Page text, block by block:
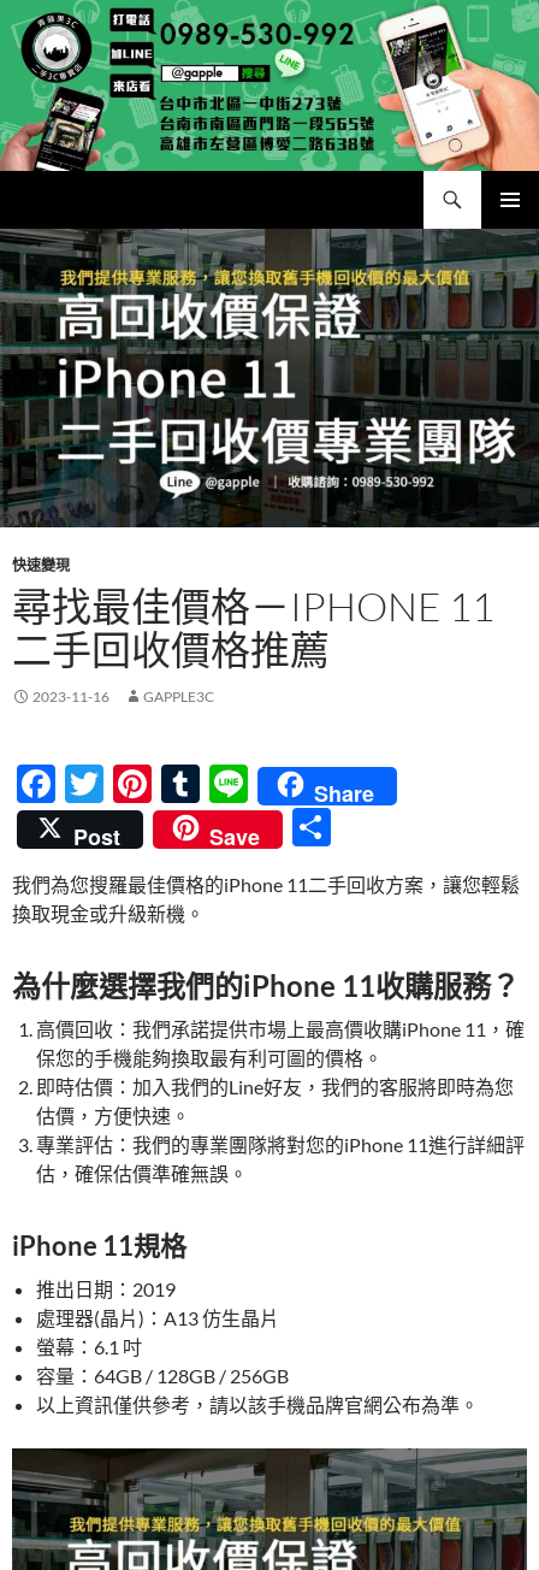
至
內
容
主要選單
快速變現
尋找最佳價格－IPHONE 11
二手回收價格推薦
2023-11-16 GAPPLE3C
F
ac
e
b
o
o
k
T
w
itt
er
Pi
nt
er
es
t
T
u
m
bl
Li
n
e
Share
Post
Save
享
我們為您搜羅最佳價格的iPhone 11二手回收方案，讓您輕鬆
換取現金或升級新機。
為什麼選擇我們的iPhone 11收購服務？
高價回收：我們承諾提供市場上最高價收購iPhone 11，確
保您的手機能夠換取最有利可圖的價格。
即時估價：加入我們的Line好友​，我們的客服將即時為您
估價，方便快速。
專業評估：我們的專業團隊將對您的iPhone 11進行詳細評
估，確保估價準確無誤。
iPhone 11規格
推出日期：2019
處理器(晶片)：A13 仿生晶片
螢幕：6.1 吋
容量：64GB / 128GB / 256GB
以上資訊僅供參考，請以該手機品牌官網公布為準。